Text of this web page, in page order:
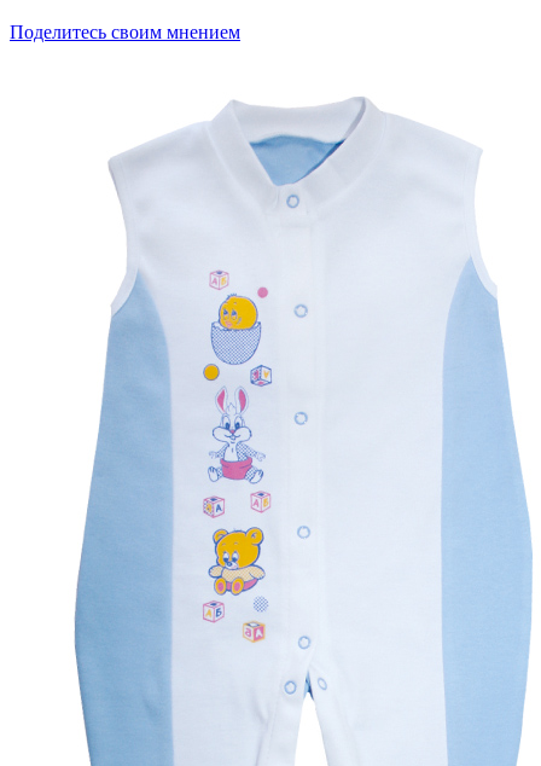
Поделитесь своим мнением